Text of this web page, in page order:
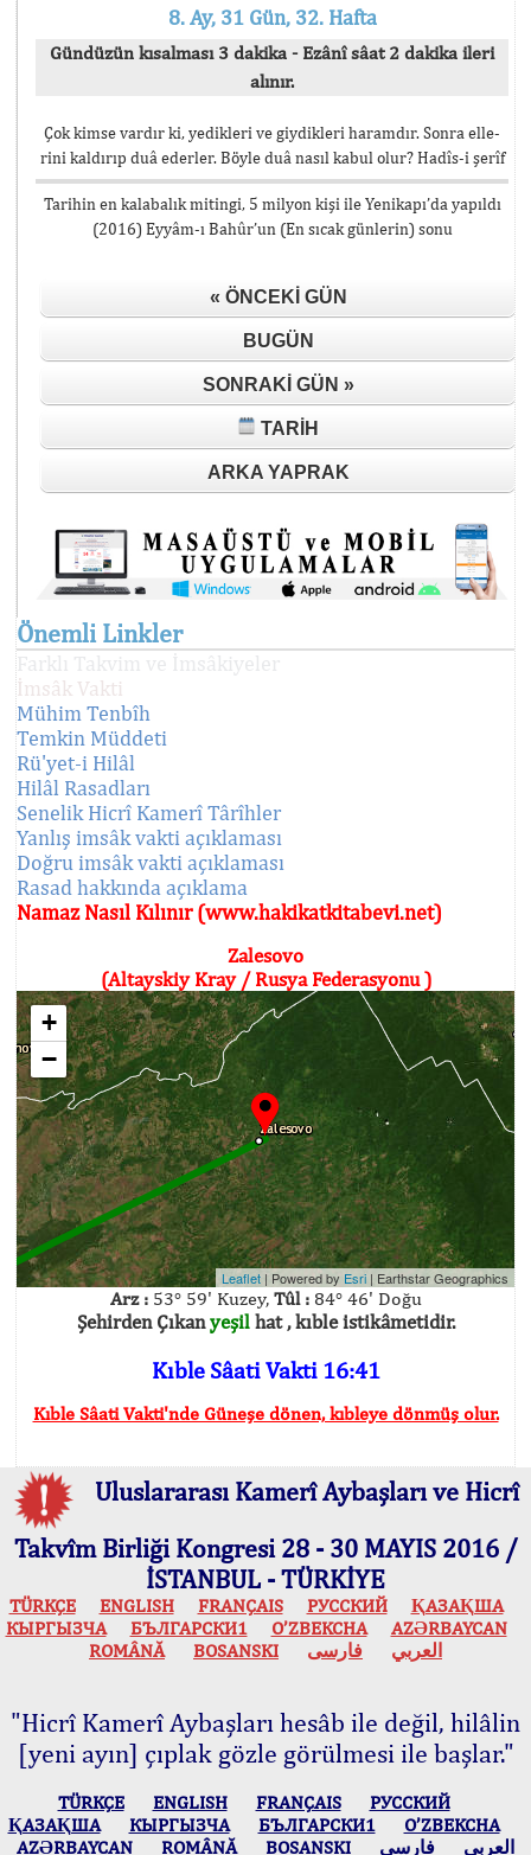
8. Ay, 31 Gün, 32. Hafta
Gündüzün kısalması 3 dakika - Ezânî sâat 2 dakika ileri
alınır.
Çok kimse vardır ki, yedikleri ve giydikleri haramdır. Sonra elle-
rini kaldırıp duâ ederler. Böyle duâ nasıl kabul olur? Hadîs-i şerîf
Tarihin en kalabalık mitingi, 5 milyon kişi ile Yenikapı’da yapıldı
(2016) Eyyâm-ı Bahûr’un (En sıcak günlerin) sonu
« ÖNCEKI GÜN
BUGÜN
SONRAKI GÜN »
TARIH
ARKA YAPRAK
Önemli Linkler
İmsâk Vakti
Mühim Tenbîh
Temkin Müddeti
Rü'yet-i Hilâl
Hilâl Rasadları
Senelik Hicrî Kamerî Târîhler
Yanlış imsâk vakti açıklaması
Doğru imsâk vakti açıklaması
Rasad hakkında açıklama
Namaz Nasıl Kılınır (www.hakikatkitabevi.net)
Zalesovo
(Altayskiy Kray / Rusya Federasyonu )
+
−
Leaflet | Powered by Esri | Earthstar Geographics
Arz :53° 59' Kuzey, Tûl :84° 46' Doğu
Şehirden Çıkanyeşilhat , kıble istikâmetidir.
Kıble Sâati Vakti 16:41
Kıble Sâati Vakti'nde Güneşe dönen, kıbleye dönmüş olur.
Uluslararası Kamerî Aybaşları ve Hicrî
Takvîm Birliği Kongresi 28 - 30 MAYIS 2016 /
İSTANBUL - TÜRKİYE
TÜRKÇE ENGLISH FRANÇAIS РУССКИЙ
ҚАЗАҚША
КЫPГЫЗЧA
БЪЛГАРСКИ1 O’ZBEKCHA
AZӘRBAYCAN
ROMÂNĂ
BOSANSKI العربي فارسی
"Hicrî Kamerî Aybaşları hesâb ile değil, hilâlin
[yeni ayın] çıplak gözle görülmesi ile başlar."
TÜRKÇE ENGLISH FRANÇAIS
РУССКИЙ
ҚАЗАҚША
КЫPГЫЗЧA БЪЛГАРСКИ1
O’ZBEKCHA
AZӘRBAYCAN
ROMÂNĂ BOSANSKI العربي فارسی